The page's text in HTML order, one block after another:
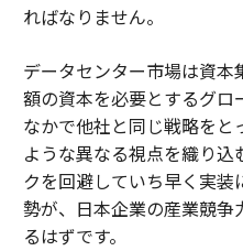
ればなりません。
データセンター市場は資
額の資本を必要とするグロ
なかで他社と同じ戦略をと
ような異なる視点を織り
クを回避していち早く実
勢が、日本企業の産業競
るはずです。